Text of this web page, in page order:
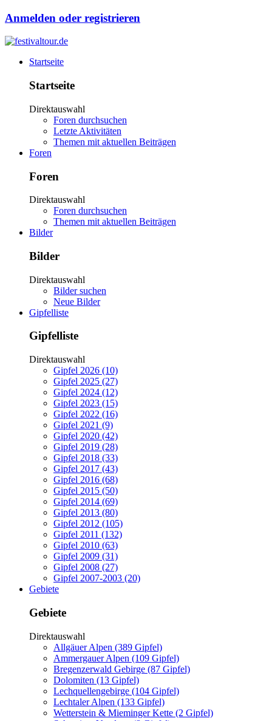
Anmelden oder registrieren
Startseite
Startseite
Direktauswahl
Foren durchsuchen
Letzte Aktivitäten
Themen mit aktuellen Beiträgen
Foren
Foren
Direktauswahl
Foren durchsuchen
Themen mit aktuellen Beiträgen
Bilder
Bilder
Direktauswahl
Bilder suchen
Neue Bilder
Gipfelliste
Gipfelliste
Direktauswahl
Gipfel 2026 (10)
Gipfel 2025 (27)
Gipfel 2024 (12)
Gipfel 2023 (15)
Gipfel 2022 (16)
Gipfel 2021 (9)
Gipfel 2020 (42)
Gipfel 2019 (28)
Gipfel 2018 (33)
Gipfel 2017 (43)
Gipfel 2016 (68)
Gipfel 2015 (50)
Gipfel 2014 (69)
Gipfel 2013 (80)
Gipfel 2012 (105)
Gipfel 2011 (132)
Gipfel 2010 (63)
Gipfel 2009 (31)
Gipfel 2008 (27)
Gipfel 2007-2003 (20)
Gebiete
Gebiete
Direktauswahl
Allgäuer Alpen (389 Gipfel)
Ammergauer Alpen (109 Gipfel)
Bregenzerwald Gebirge (87 Gipfel)
Dolomiten (13 Gipfel)
Lechquellengebirge (104 Gipfel)
Lechtaler Alpen (133 Gipfel)
Wetterstein & Mieminger Kette (2 Gipfel)